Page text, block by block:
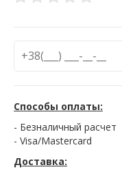
Способы оплаты:
- Безналичный расчет
- Visa/Mastercard
Доставка: